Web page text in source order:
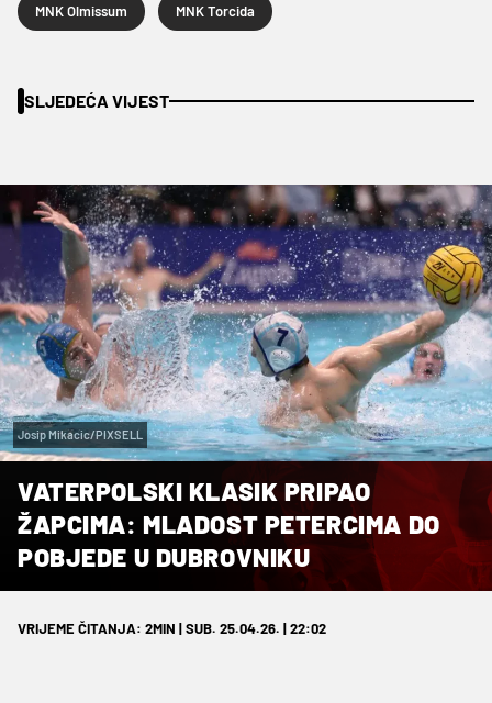
MNK Olmissum MNK Torcida
SLJEDEĆA VIJEST
Josip Mikacic/PIXSELL
VATERPOLSKI KLASIK PRIPAO
ŽAPCIMA: MLADOST PETERCIMA DO
POBJEDE U DUBROVNIKU
VRIJEME ČITANJA: 2MIN | SUB. 25.04.26. | 22:02